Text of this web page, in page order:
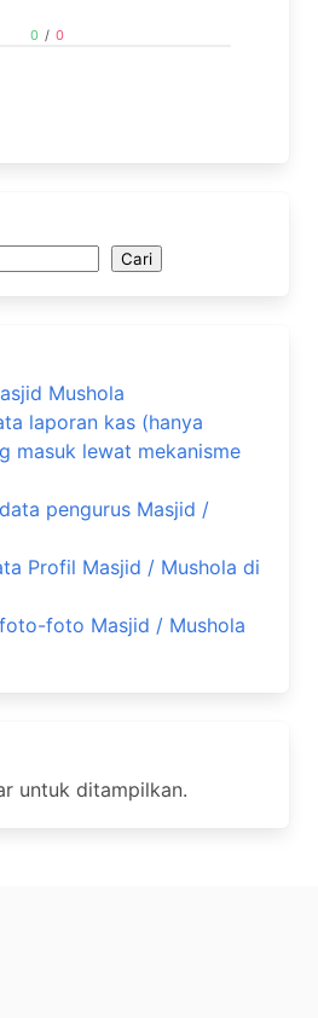
0 / 0
Cari
Mushola
laporan kas (hanya
masuk lewat mekanisme
pengurus Masjid /
Profil Masjid / Mushola di
foto Masjid / Mushola
untuk ditampilkan.